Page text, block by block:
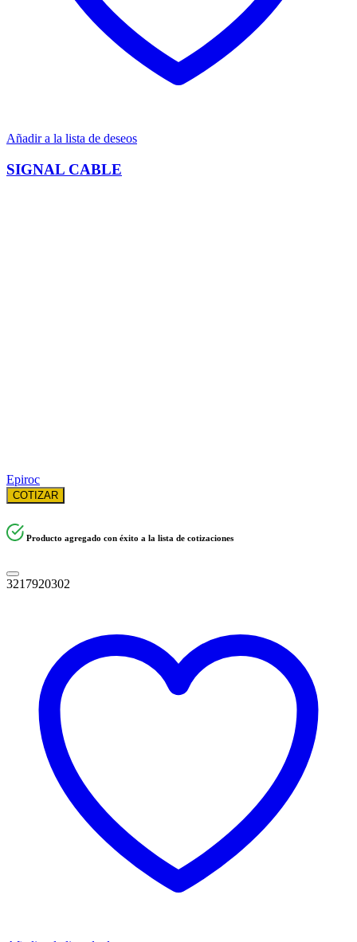
Añadir a la lista de deseos
SIGNAL CABLE
Epiroc
COTIZAR
Producto agregado con éxito a la lista de cotizaciones
3217920302